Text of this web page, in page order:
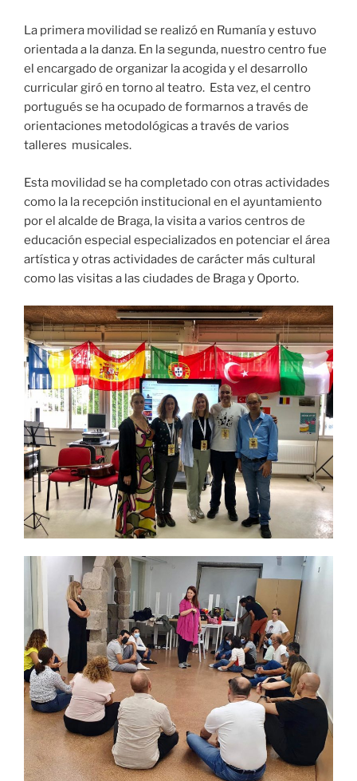
La primera movilidad se realizó en Rumanía y estuvo
orientada a la danza. En la segunda, nuestro centro fue
el encargado de organizar la acogida y el desarrollo
curricular giró en torno al teatro. Esta vez, el centro
portugués se ha ocupado de formarnos a través de
orientaciones metodológicas a través de varios
talleres musicales.
Esta movilidad se ha completado con otras actividades
como la la recepción institucional en el ayuntamiento
por el alcalde de Braga, la visita a varios centros de
educación especial especializados en potenciar el área
artística y otras actividades de carácter más cultural
como las visitas a las ciudades de Braga y Oporto.